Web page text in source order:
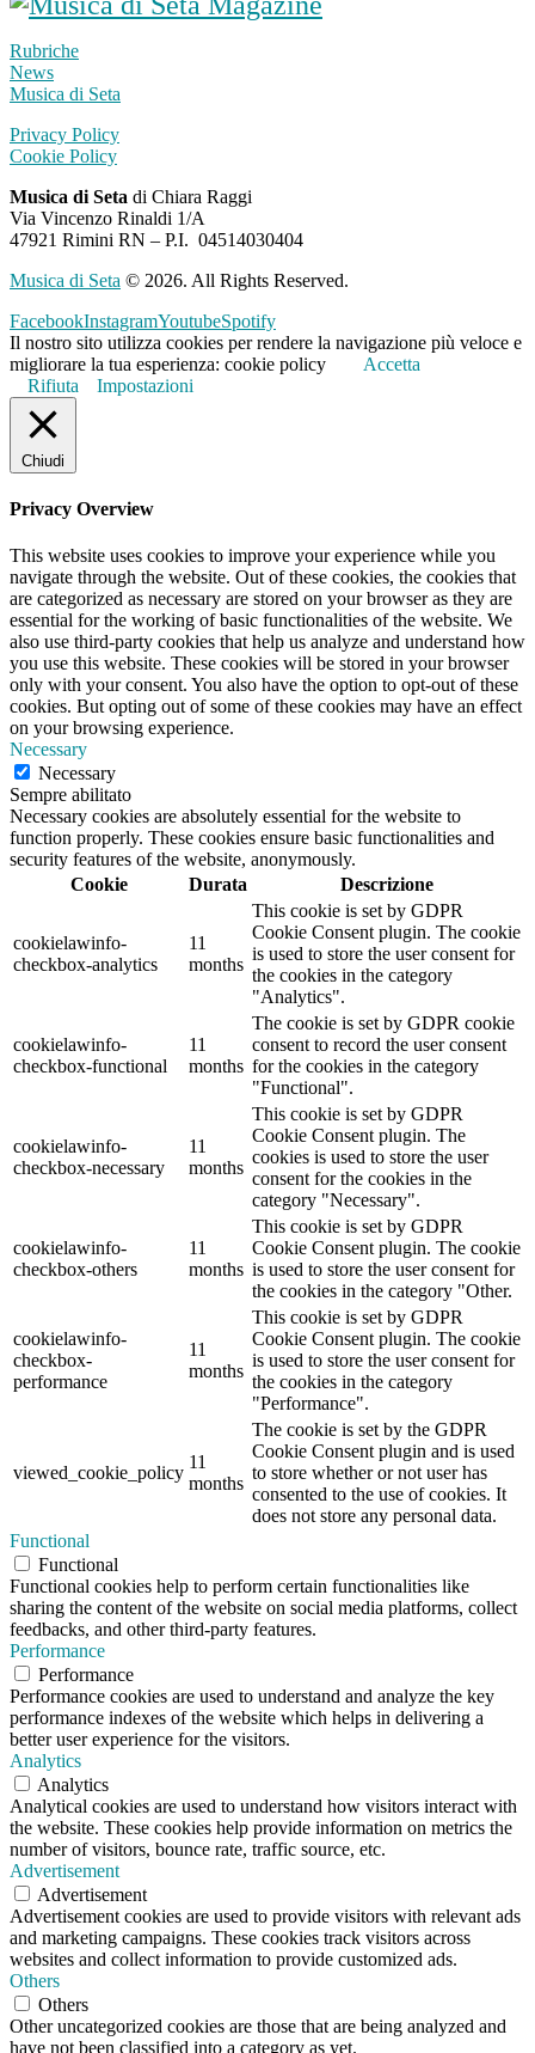
Rubriche
News
Musica di Seta
Privacy Policy
Cookie Policy
Musica di Seta di Chiara Raggi
Via Vincenzo Rinaldi 1/A
47921 Rimini RN – P.I. 04514030404
Musica di Seta © 2026. All Rights Reserved.
FacebookInstagramYoutubeSpotify
Il nostro sito utilizza cookies per rendere la navigazione più veloce e
migliorare la tua esperienza: cookie policy
Accetta
Rifiuta
Impostazioni
Chiudi
Privacy Overview
This website uses cookies to improve your experience while you
navigate through the website. Out of these cookies, the cookies that
are categorized as necessary are stored on your browser as they are
essential for the working of basic functionalities of the website. We
also use third-party cookies that help us analyze and understand how
you use this website. These cookies will be stored in your browser
only with your consent. You also have the option to opt-out of these
cookies. But opting out of some of these cookies may have an effect
on your browsing experience.
Necessary
Necessary
Sempre abilitato
Necessary cookies are absolutely essential for the website to
function properly. These cookies ensure basic functionalities and
security features of the website, anonymously.
Cookie
Durata Descrizione
cookielawinfo-
checkbox-analytics
11
months
This cookie is set by GDPR
Cookie Consent plugin. The cookie
is used to store the user consent for
the cookies in the category
"Analytics".
cookielawinfo-
checkbox-functional
11
months
The cookie is set by GDPR cookie
consent to record the user consent
for the cookies in the category
"Functional".
cookielawinfo-
checkbox-necessary
11
months
This cookie is set by GDPR
Cookie Consent plugin. The
cookies is used to store the user
consent for the cookies in the
category "Necessary".
cookielawinfo-
checkbox-others
11
months
This cookie is set by GDPR
Cookie Consent plugin. The cookie
is used to store the user consent for
the cookies in the category "Other.
cookielawinfo-
checkbox-
performance
11
months
This cookie is set by GDPR
Cookie Consent plugin. The cookie
is used to store the user consent for
the cookies in the category
"Performance".
viewed_cookie_policy
11
months
The cookie is set by the GDPR
Cookie Consent plugin and is used
to store whether or not user has
consented to the use of cookies. It
does not store any personal data.
Functional
Functional
Functional cookies help to perform certain functionalities like
sharing the content of the website on social media platforms, collect
feedbacks, and other third-party features.
Performance
Performance
Performance cookies are used to understand and analyze the key
performance indexes of the website which helps in delivering a
better user experience for the visitors.
Analytics
Analytics
Analytical cookies are used to understand how visitors interact with
the website. These cookies help provide information on metrics the
number of visitors, bounce rate, traffic source, etc.
Advertisement
Advertisement
Advertisement cookies are used to provide visitors with relevant ads
and marketing campaigns. These cookies track visitors across
websites and collect information to provide customized ads.
Others
Others
Other uncategorized cookies are those that are being analyzed and
have not been classified into a category as yet.